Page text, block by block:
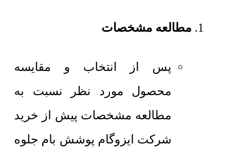
مطالعه مشخصات
پس از انتخاب و مقایسه
محصول مورد نظر نسبت به
مطالعه مشخصات پیش از خرید
شرکت ایزوگام پوشش بام جلوه